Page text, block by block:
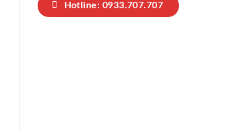
Hotline: 0933.707.707